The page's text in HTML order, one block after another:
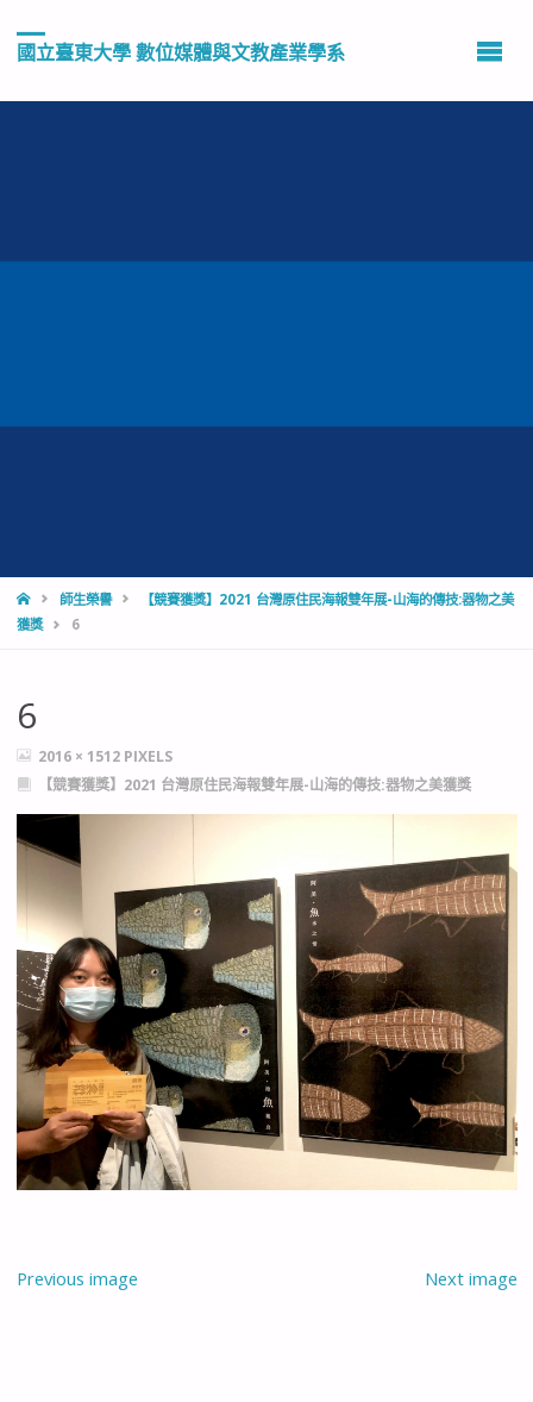
國立臺東大學 數位媒體與文教產業學系
HOME師生榮譽
【競賽獲獎】2021 台灣原住民海報雙年展-山海的傳技:器物之美
獲獎
6
6
FULL
SIZE
2016 × 1512 PIXELS
【競賽獲獎】2021 台灣原住民海報雙年展-山海的傳技:器物之美獲獎
Previous image Next image